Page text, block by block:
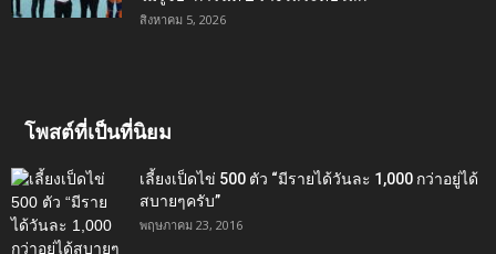
สิงหาคม 5, 2026
โพสต์ที่เป็นที่นิยม
เลี้ยงเป็ดไข่ 500 ตัว “มีรายได้วันละ 1,000 กว่าอยู่ได้
สบายๆครับ”
พฤษภาคม 23, 2016